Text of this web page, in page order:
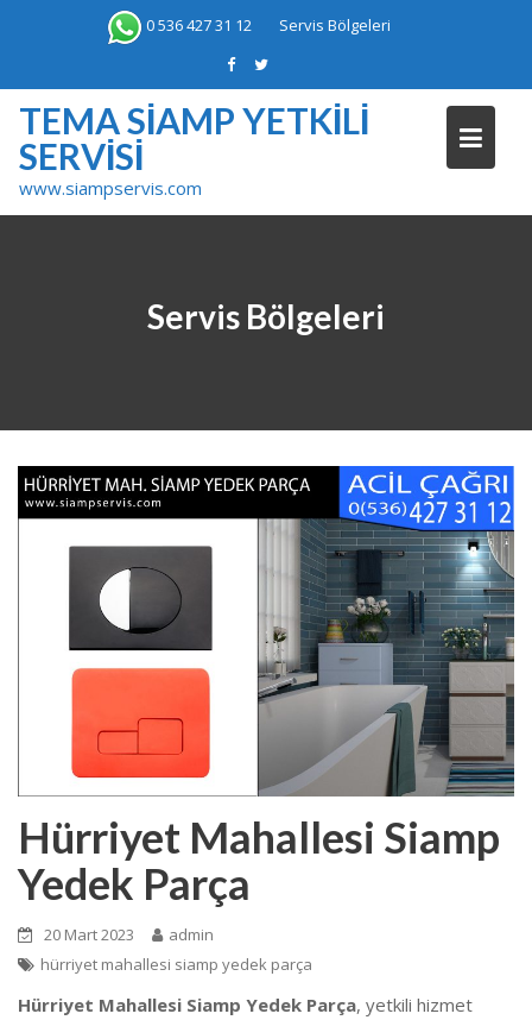
0 536 427 31 12 Servis Bölgeleri
TEMA SIAMP YETKILI
SERVISI
www.siampservis.com
Servis Bölgeleri
Hürriyet Mahallesi Siamp
Yedek Parça
20 Mart 2023
admin
hürriyet mahallesi siamp yedek parça
Hürriyet Mahallesi Siamp Yedek Parça, yetkili hizmet